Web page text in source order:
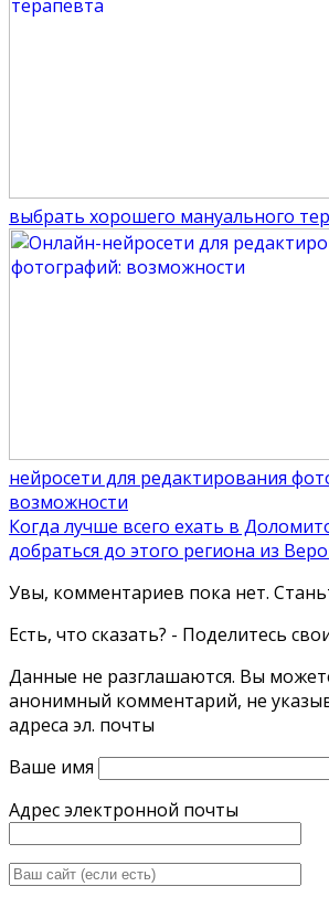
выбрать хорошего мануального
нейросети для редактирования
возможности
Когда лучше всего ехать в
добраться до этого региона из
Увы, комментариев пока нет.
Есть, что сказать? - Поделитесь
Данные не разглашаются. Вы
анонимный комментарий, не
адреса эл. почты
Ваше имя
Адрес электронной почты